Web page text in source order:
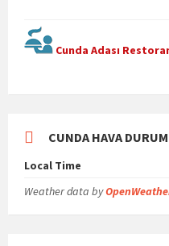
Cunda Adası
CUNDA HAVA
Local Time
Weather data by